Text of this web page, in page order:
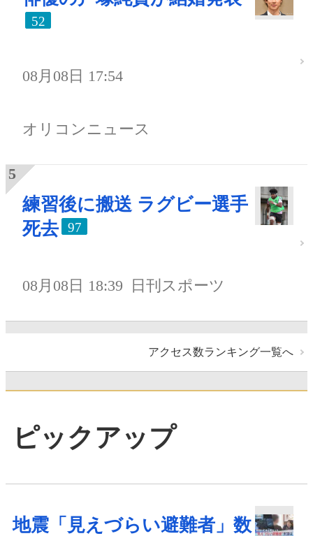
52
08月08日 17:54
オリコンニュース
練習後に搬送 ラグビー選手
死去
97
08月08日 18:39 日刊スポーツ
アクセス数ランキング一覧へ
ピックアップ
地震「見えづらい避難者」数